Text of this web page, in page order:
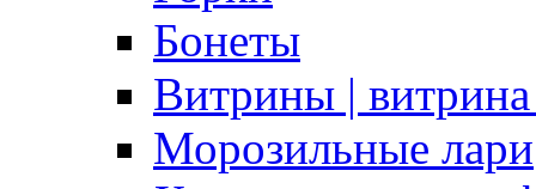
Бонеты
Витрины | витрина
Морозильные лари